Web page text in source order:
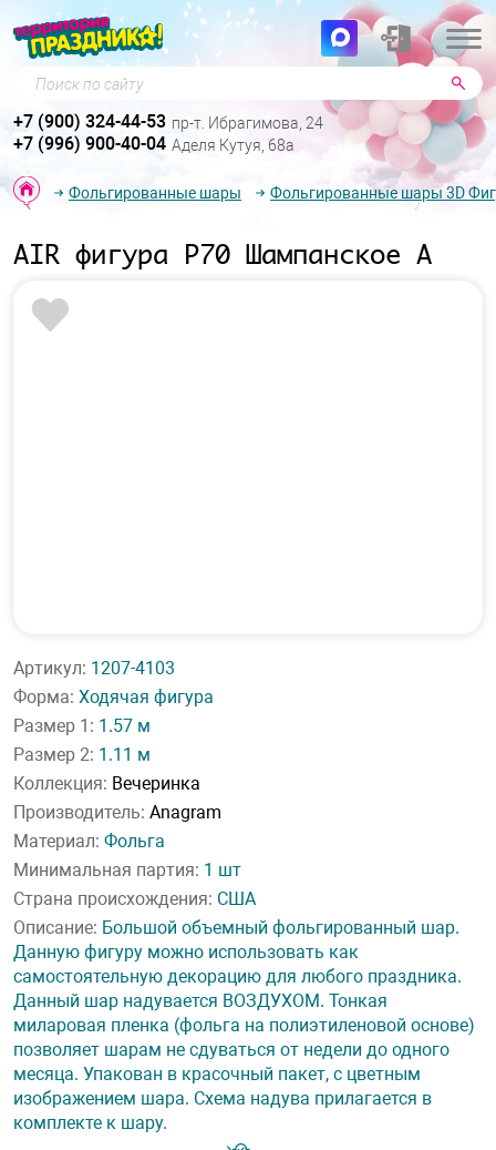
Поиск по сайту
+7 (900) 324-44-53 пр-т. Ибрагимова, 24
+7 (996) 900-40-04 Аделя Кутуя, 68а
Фольгированные шары Фольгированные шары 3D
AIR фигура P70 Шампанское А
Артикул: 1207-4103
Форма: Ходячая фигура
Размер 1: 1.57 м
Размер 2: 1.11 м
Коллекция: Вечеринка
Производитель: Anagram
Материал: Фольга
Минимальная партия: 1 шт
Страна происхождения: США
Описание: Большой объемный фольгированный шар.
Данную фигуру можно использовать как
самостоятельную декорацию для любого праздника.
Данный шар надувается ВОЗДУХОМ. Тонкая
миларовая пленка (фольга на полиэтиленовой основе)
позволяет шарам не сдуваться от недели до одного
месяца. Упакован в красочный пакет, с цветным
изображением шара. Схема надува прилагается в
комплекте к шару.